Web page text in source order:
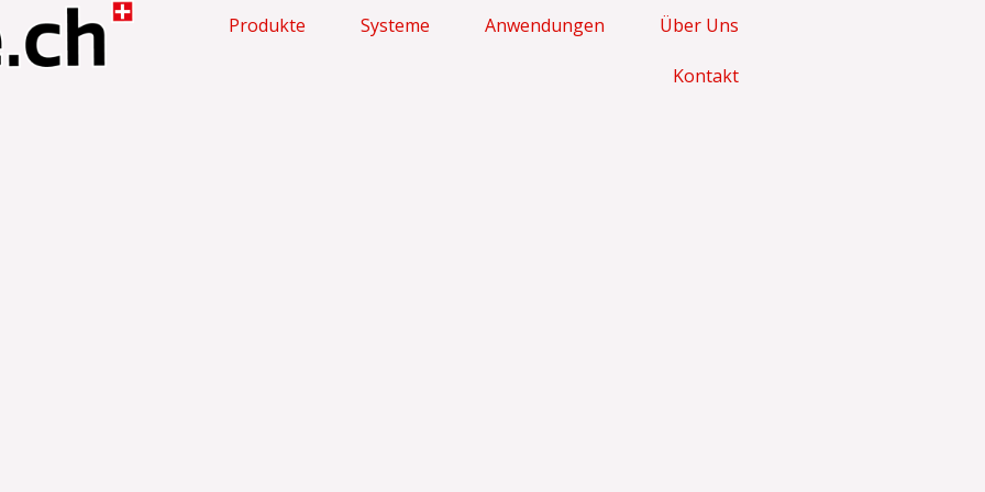
Produkte Systeme Anwendungen Über Uns
Kontakt